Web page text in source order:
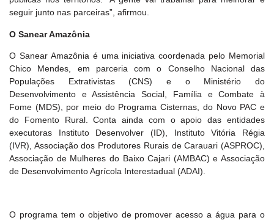
seguir junto nas parceiras”, afirmou.
O Sanear Amazônia
O Sanear Amazônia é uma iniciativa coordenada pelo Memorial
Chico Mendes, em parceria com o Conselho Nacional das
Populações Extrativistas (CNS) e o Ministério do
Desenvolvimento e Assistência Social, Família e Combate à
Fome (MDS), por meio do Programa Cisternas, do Novo PAC e
do Fomento Rural. Conta ainda com o apoio das entidades
executoras Instituto Desenvolver (ID), Instituto Vitória Régia
(IVR), Associação dos Produtores Rurais de Carauari (ASPROC),
Associação de Mulheres do Baixo Cajari (AMBAC) e Associação
de Desenvolvimento Agrícola Interestadual (ADAI).
O programa tem o objetivo de promover acesso a água para o